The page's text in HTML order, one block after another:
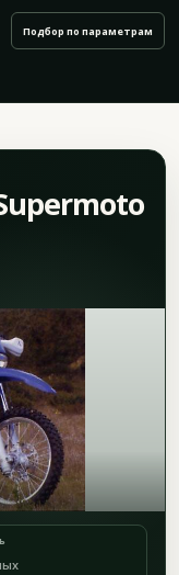
Подбор по параметрам